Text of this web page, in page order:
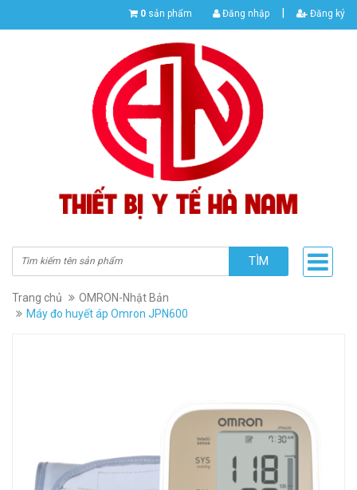
0 sản phẩm Đăng nhập | Đăng ký
TÌM
Trang chủ
OMRON-Nhật Bản
Máy đo huyết áp Omron JPN600